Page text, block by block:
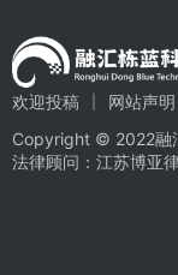
欢迎投稿 网站声明
Copyright © 2022融
法律顾问：江苏博亚